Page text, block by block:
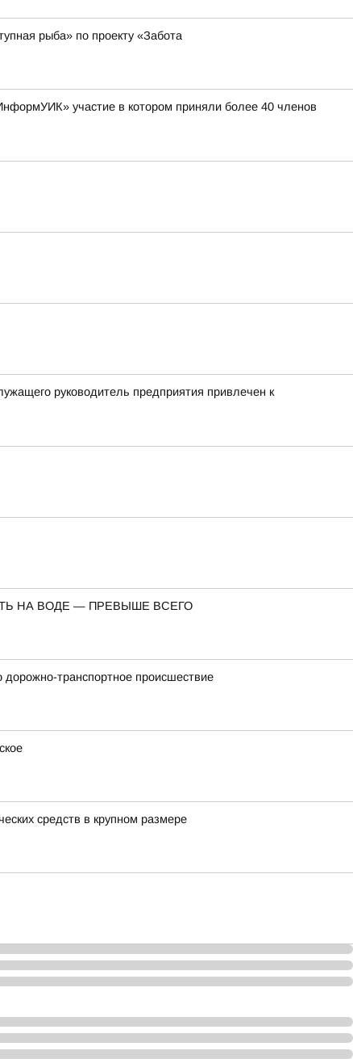
рыба» по проекту «Забота
участие в котором приняли более 40 членов
руководитель предприятия привлечен к
НА ВОДЕ — ПРЕВЫШЕ ВСЕГО
транспортное происшествие
средств в крупном размере